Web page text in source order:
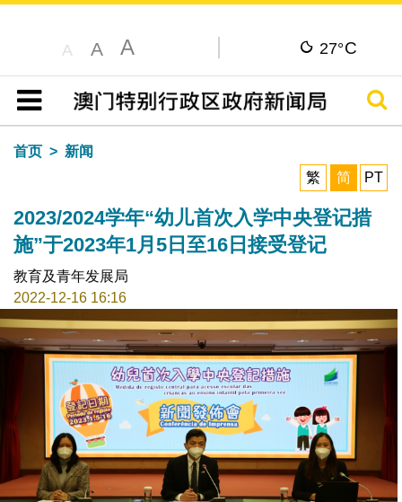
A A A 27°C
目录
搜寻
首页
新闻
繁
简 PT
2023/2024学年“幼儿首次入学中央登记措
施”于2023年1月5日至16日接受登记
教育及青年发展局
2022-12-16 16:16